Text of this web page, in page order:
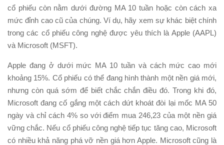
cổ phiếu còn nằm dưới đường MA 10 tuần hoặc còn cách xa
mức đỉnh cao cũ của chúng. Ví dụ, hãy xem sự khác biệt chính
trong các cổ phiếu công nghệ được yêu thích là Apple (AAPL)
và Microsoft (MSFT).
Apple đang ở dưới mức MA 10 tuần và cách mức cao mới
khoảng 15%. Cổ phiếu có thể đang hình thành một nền giá mới,
nhưng còn quá sớm để biết chắc chắn điều đó. Trong khi đó,
Microsoft đang cố gắng một cách dứt khoát đòi lại mốc MA 50
ngày và chỉ cách 4% so với điểm mua 246,23 của một nền giá
vững chắc. Nếu cổ phiếu công nghệ tiếp tục tăng cao, Microsoft
có nhiều khả năng phá vỡ nền giá hơn Apple. Microsoft cũng là